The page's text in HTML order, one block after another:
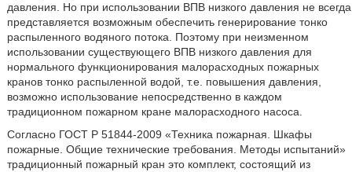
давления. Но при использовании ВПВ низкого давления не всегда
представляется возможным обеспечить генерирование тонко
распыленного водяного потока. Поэтому при неизменном
использовании существующего ВПВ низкого давления для
нормального функционирования малорасходных пожарных
кранов тонко распыленной водой, т.е. повышения давления,
возможно использование непосредственно в каждом
традиционном пожарном кране малорасходного насоса.
Согласно ГОСТ Р 51844-2009 «Техника пожарная. Шкафы
пожарные. Общие технические требования. Методы испытаний»
традиционный пожарный кран это комплект, состоящий из